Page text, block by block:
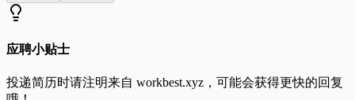
应聘小贴士
投递简历时请注明来自 workbest.xyz ，可能会获得更快的回复